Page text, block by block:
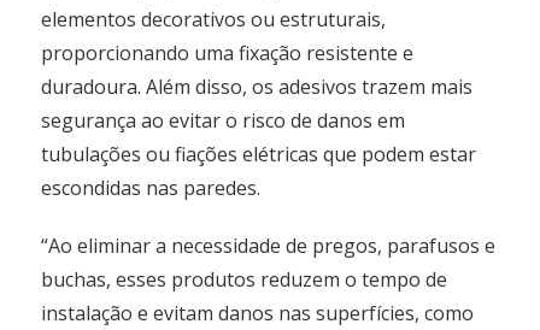
elementos decorativos ou estruturais,
proporcionando uma fixação resistente e
duradoura. Além disso, os adesivos trazem mais
segurança ao evitar o risco de danos em
tubulações ou fiações elétricas que podem estar
escondidas nas paredes.
“Ao eliminar a necessidade de pregos, parafusos e
buchas, esses produtos reduzem o tempo de
instalação e evitam danos nas superfícies, como